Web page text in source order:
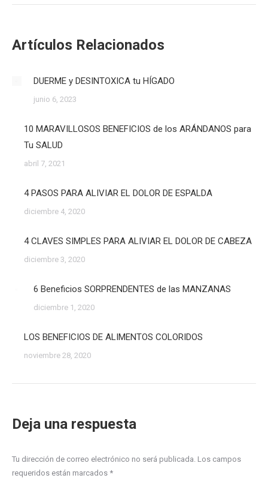
Artículos Relacionados
DUERME y DESINTOXICA tu HÍGADO
junio 6, 2023
10 MARAVILLOSOS BENEFICIOS de los ARÁNDANOS para
Tu SALUD
abril 7, 2021
4 PASOS PARA ALIVIAR EL DOLOR DE ESPALDA
diciembre 4, 2020
4 CLAVES SIMPLES PARA ALIVIAR EL DOLOR DE CABEZA
diciembre 3, 2020
6 Beneficios SORPRENDENTES de las MANZANAS
diciembre 1, 2020
LOS BENEFICIOS DE ALIMENTOS COLORIDOS
noviembre 28, 2020
Deja una respuesta
Tu dirección de correo electrónico no será publicada. Los campos
requeridos están marcados *